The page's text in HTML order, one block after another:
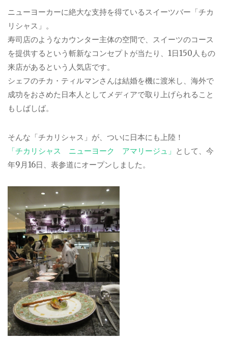
ニューヨーカーに絶大な支持を得ているスイーツバー「チカ
リシャス」。
寿司店のようなカウンター主体の空間で、スイーツのコース
を提供するという斬新なコンセプトが当たり、1日150人もの
来店があるという人気店です。
シェフのチカ・ティルマンさんは結婚を機に渡米し、海外で
成功をおさめた日本人としてメディアで取り上げられること
もしばしば。
そんな「チカリシャス」が、ついに日本にも上陸！
「チカリシャス ニューヨーク アマリージュ」 として、今
年9月16日、表参道にオープンしました。